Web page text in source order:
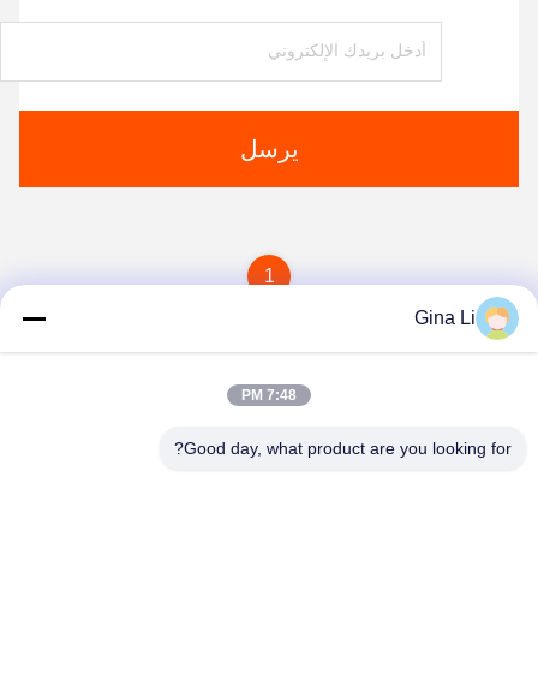
يرسل
1
Gina Li
7:48 PM
Good day, what product are you looking for?